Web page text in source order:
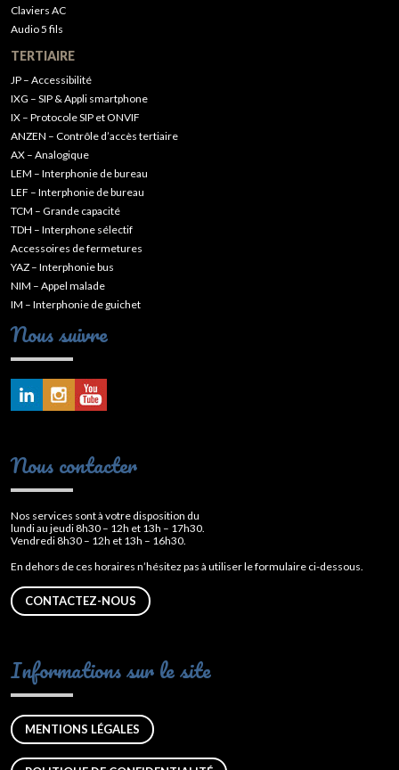
Claviers AC
Audio 5 fils
TERTIAIRE
JP – Accessibilité
IXG – SIP & Appli smartphone
IX – Protocole SIP et ONVIF
ANZEN – Contrôle d’accès tertiaire
AX – Analogique
LEM – Interphonie de bureau
LEF – Interphonie de bureau
TCM – Grande capacité
TDH – Interphone sélectif
Accessoires de fermetures
YAZ – Interphonie bus
NIM – Appel malade
IM – Interphonie de guichet
Nous suivre
Nous contacter
Nos services sont à votre disposition du
lundi au jeudi 8h30 – 12h et 13h – 17h30.
Vendredi 8h30 – 12h et 13h – 16h30.
En dehors de ces horaires n’hésitez pas à utiliser le formulaire ci-dessous.
CONTACTEZ-NOUS
Informations sur le site
MENTIONS LÉGALES